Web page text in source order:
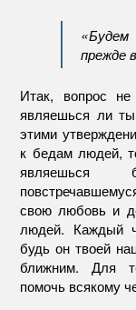
прежде
Итак, вопрос
являешься ли
этими
к бедам людей,
являешься
свою любовь и
людей. Каждый
будь он твоей
ближним. Для
помочь всякому